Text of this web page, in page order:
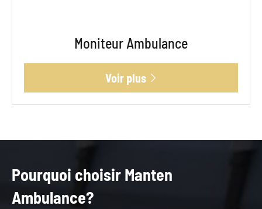
Moniteur Ambulance
Voir plus 
Pourquoi choisir Manten
Ambulance?